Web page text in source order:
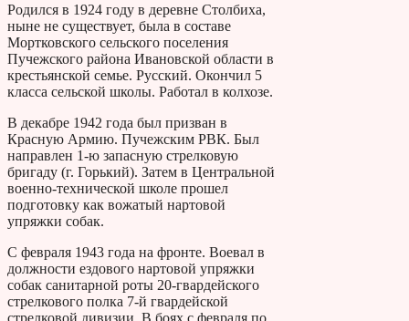
Родился в 1924 году в деревне Столбиха,
ныне не существует, была в составе
Мортковского сельского поселения
Пучежского района Ивановской области в
крестьянской семье. Русский. Окончил 5
класса сельской школы. Работал в колхозе.
В декабре 1942 года был призван в
Красную Армию. Пучежским РВК. Был
направлен 1-ю запасную стрелковую
бригаду (г. Горький). Затем в Центральной
военно-технической школе прошел
подготовку как вожатый нартовой
упряжки собак.
С февраля 1943 года на фронте. Воевал в
должности ездового нартовой упряжки
собак санитарной роты 20-гвардейского
стрелкового полка 7-й гвардейской
стрелковой дивизии. В боях с февраля по